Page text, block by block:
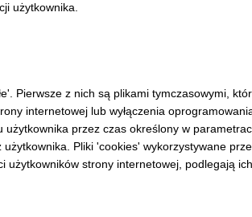
użytkownika.
Pierwsze z nich są plikami tymczasowymi,
internetowej lub wyłączenia
przez czas określony w
Pliki 'cookies' wykorzystywane
użytkowników strony internetowej, podlegają ich